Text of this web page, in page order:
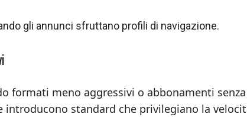
gli annunci sfruttano profili di navigazione.
formati meno aggressivi o abbonamenti
standard che privilegiano la